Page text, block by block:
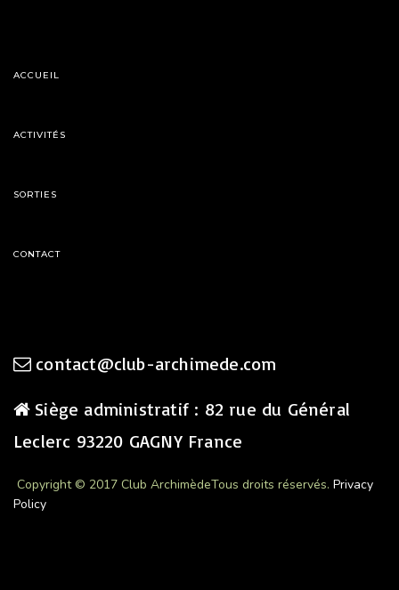
ACCUEIL
ACTIVITÉS
SORTIES
CONTACT
contact@club-archimede.com
Siège administratif : 82 rue du Général
Leclerc 93220 GAGNY France
Copyright © 2017 Club ArchimèdeTous droits réservés. Privacy
Policy